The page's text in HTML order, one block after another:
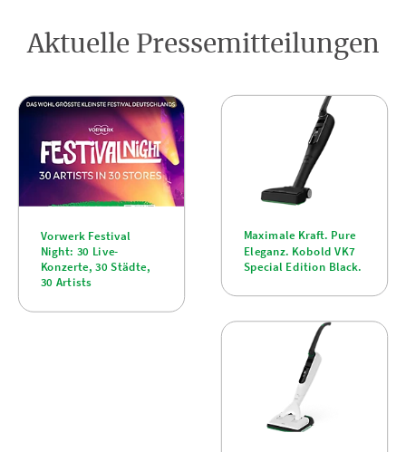
Aktuelle Pressemitteilungen
Vorwerk Festival
Night: 30 Live-
Konzerte, 30 Städte,
30 Artists
Maximale Kraft. Pure
Eleganz. Kobold VK7
Special Edition Black.